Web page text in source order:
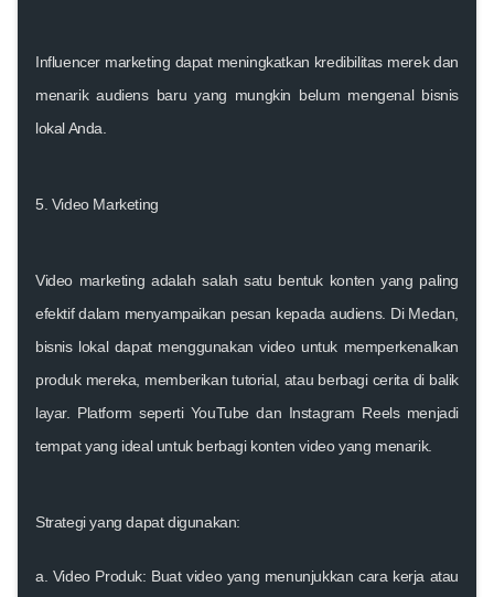
Influencer marketing dapat meningkatkan kredibilitas merek dan
menarik audiens baru yang mungkin belum mengenal bisnis
lokal Anda.
5. Video Marketing
Video marketing adalah salah satu bentuk konten yang paling
efektif dalam menyampaikan pesan kepada audiens. Di Medan,
bisnis lokal dapat menggunakan video untuk memperkenalkan
produk mereka, memberikan tutorial, atau berbagi cerita di balik
layar. Platform seperti YouTube dan Instagram Reels menjadi
tempat yang ideal untuk berbagi konten video yang menarik.
Strategi yang dapat digunakan:
a. Video Produk: Buat video yang menunjukkan cara kerja atau